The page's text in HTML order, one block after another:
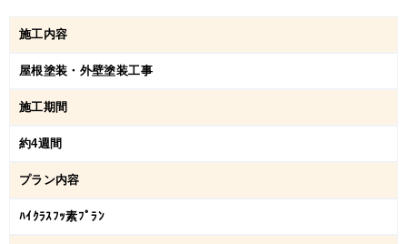
施工内容
屋根塗装・外壁塗装工事
施工期間
約4週間
プラン内容
ﾊｲｸﾗｽﾌｯ素ﾌﾟﾗﾝ